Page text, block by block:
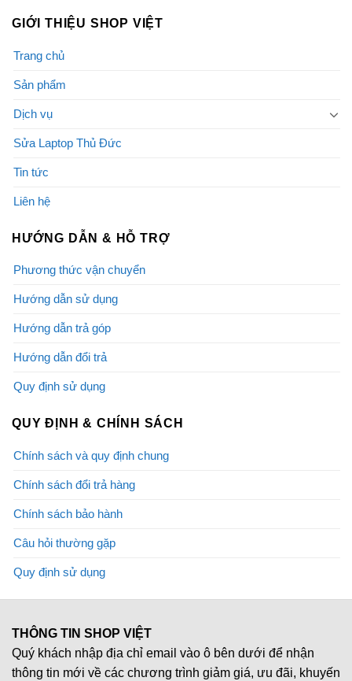
GIỚI THIỆU SHOP VIỆT
Trang chủ
Sản phẩm
Dịch vụ
Sửa Laptop Thủ Đức
Tin tức
Liên hệ
HƯỚNG DẪN & HỖ TRỢ
Phương thức vận chuyển
Hướng dẫn sử dụng
Hướng dẫn trả góp
Hướng dẫn đổi trả
Quy định sử dụng
QUY ĐỊNH & CHÍNH SÁCH
Chính sách và quy định chung
Chính sách đổi trả hàng
Chính sách bảo hành
Câu hỏi thường gặp
Quy định sử dụng
THÔNG TIN SHOP VIỆT
Quý khách nhập địa chỉ email vào ô bên dưới để nhận
thông tin mới về các chương trình giảm giá, ưu đãi, khuyến